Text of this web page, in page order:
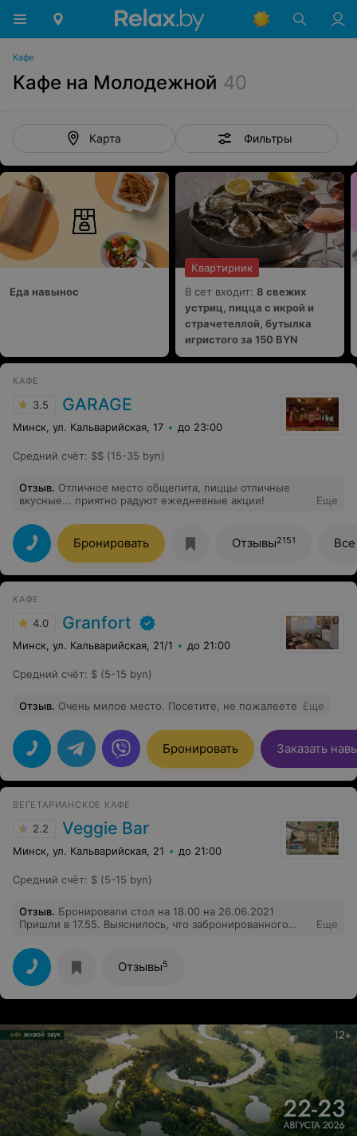
Кафе
Кафе на Молодежной 40
Карта Фильтры
Еда навынос
Квартирник
В сет входит: 8 свежих
устриц, пицца с икрой и
страчетеллой, бутылка
игристого за 150 BYN
КАФЕ
3.5 GARAGE
Минск, ул. Кальварийская, 17 до 23:00
Средний счёт: $$ (15-35 byn)
Отзыв. Отличное место общепита, пиццы отличные
вкусные... приятно радуют ежедневные акции!
Еще
Бронировать Отзывы2151
КАФЕ
4.0 Granfort
Минск, ул. Кальварийская, 21/1 до 21:00
Средний счёт: $ (5-15 byn)
Отзыв. Очень милое место. Посетите, не пожалеете Еще
Бронировать Заказать
ВЕГЕТАРИАНСКОЕ КАФЕ
2.2 Veggie Bar
Минск, ул. Кальварийская, 21 до 21:00
Средний счёт: $ (5-15 byn)
Отзыв. Бронировали стол на 18.00 на 26.06.2021
Пришли в 17.55. Выяснилось, что забронированного
тем, как наш стол заняли". И даже не извенились.
Только предложили оплатить наш заказ сразу. Это
провал, ребята, больше ни ногой.
Еще
Отзывы5